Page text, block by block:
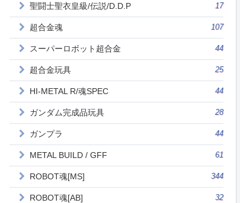
聖闘士聖衣皇級/伝説/D.D.P 17
超合金魂 107
スーパーロボット超合金 44
超合金玩具 25
HI-METAL R/魂SPEC 44
ガンダム完成品玩具 28
ガンプラ 44
METAL BUILD / GFF 61
ROBOT魂[MS] 344
ROBOT魂[AB] 32